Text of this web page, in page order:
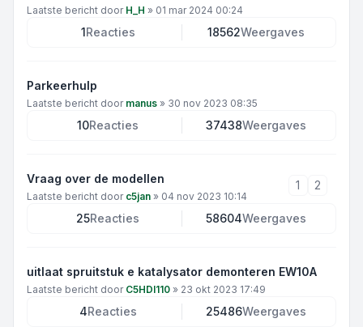
Laatste bericht door H_H » 01 mar 2024 00:24
1Reacties 18562Weergaves
Parkeerhulp
Laatste bericht door manus » 30 nov 2023 08:35
10Reacties 37438Weergaves
Vraag over de modellen
Laatste bericht door c5jan » 04 nov 2023 10:14
1 2
25Reacties 58604Weergaves
uitlaat spruitstuk e katalysator demonteren EW10A
Laatste bericht door C5HDI110 » 23 okt 2023 17:49
4Reacties 25486Weergaves